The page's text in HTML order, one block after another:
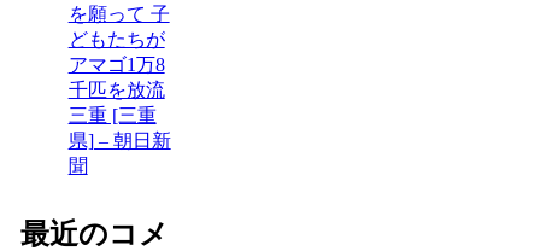
を願って 子
どもたちが
アマゴ1万8
千匹を放流
三重 [三重
県] – 朝日新
聞
最近のコメ